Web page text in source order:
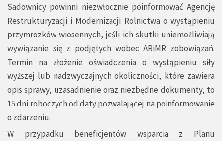
Sadownicy powinni niezwłocznie poinformować Agencję
Restrukturyzacji i Modernizacji Rolnictwa o wystąpieniu
przymrozków wiosennych, jeśli ich skutki uniemożliwiają
wywiązanie się z podjętych wobec ARiMR zobowiązań.
Termin na złożenie oświadczenia o wystąpieniu siły
wyższej lub nadzwyczajnych okoliczności, które zawiera
opis sprawy, uzasadnienie oraz niezbędne dokumenty, to
15 dni roboczych od daty pozwalającej na poinformowanie
o zdarzeniu.
W przypadku beneficjentów wsparcia z Planu